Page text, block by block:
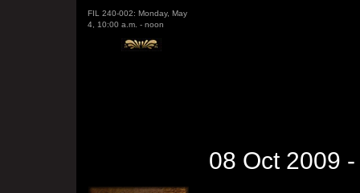
08 Oct 2009